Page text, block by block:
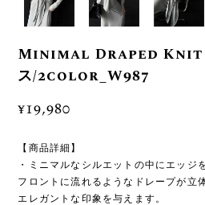
Minimal Draped Knit
ス/2color_W987
¥19,980
【商品詳細】
・ミニマルなシルエットの中にエッジ
フロントに流れるようなドレープが立
エレガントな印象を与えます。